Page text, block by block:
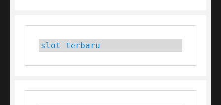
slot terbaru